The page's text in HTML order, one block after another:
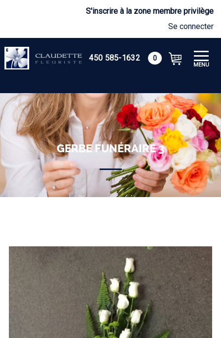
S'inscrire à la zone membre privilège
Se connecter
450 585-1632 0
GERBE FUNÉRAIRE 3
MENU